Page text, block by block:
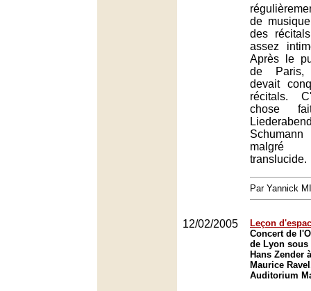
de
des
assez
Après le
de Paris,
devait
récitals.
chose
malgré
translucide.
Par Yannick
12/02/2005
Leçon
Concert de
de Lyon
Hans Zender
Maurice
Auditorium